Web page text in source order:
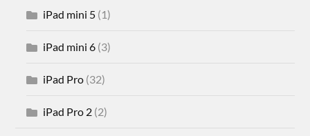
iPad mini 5 (1)
iPad mini 6 (3)
iPad Pro (32)
iPad Pro 2 (2)